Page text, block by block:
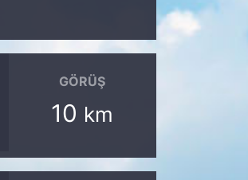
GÖRÜŞ
10 km